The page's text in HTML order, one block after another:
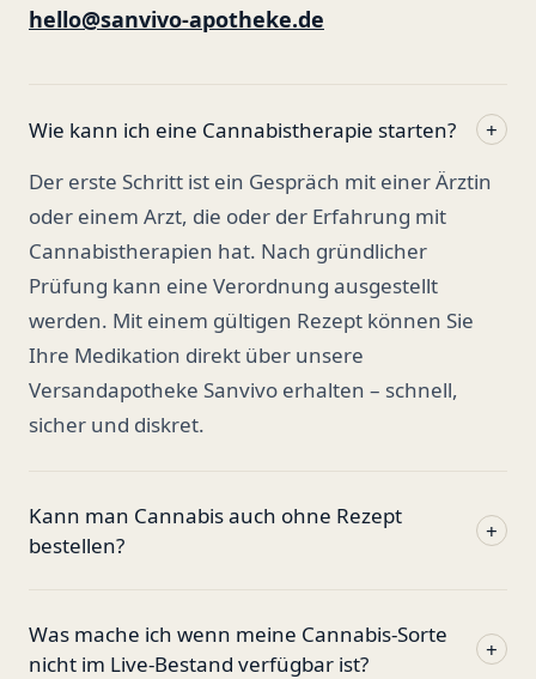
hello@sanvivo-apotheke.de
Wie kann ich eine Cannabistherapie starten?
+
Der erste Schritt ist ein Gespräch mit einer Ärztin
oder einem Arzt, die oder der Erfahrung mit
Cannabistherapien hat. Nach gründlicher
Prüfung kann eine Verordnung ausgestellt
werden. Mit einem gültigen Rezept können Sie
Ihre Medikation direkt über unsere
Versandapotheke Sanvivo erhalten – schnell,
sicher und diskret.
Kann man Cannabis auch ohne Rezept
bestellen?
+
Was mache ich wenn meine Cannabis-Sorte
nicht im Live-Bestand verfügbar ist?
+